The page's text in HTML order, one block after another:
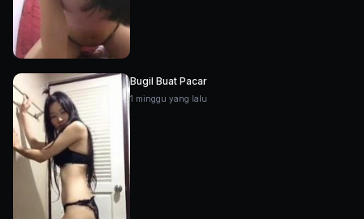
Bugil Buat Pacar
1 minggu yang lalu